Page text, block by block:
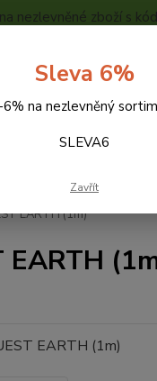
nezlevněné zboží s
Hledat
EARTH (1m)
EARTH
Sleva 6%
na nezlevněný
SLEVA6
Zavřít